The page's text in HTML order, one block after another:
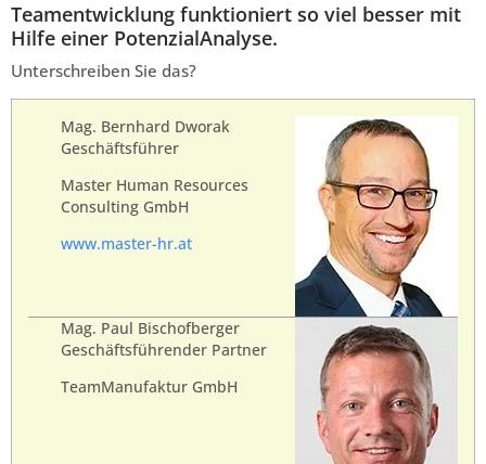
Teamentwicklung funktioniert so viel besser mit
Hilfe einer PotenzialAnalyse.
Unterschreiben Sie das?
Mag. Bernhard Dworak
Geschäftsführer
Master Human Resources
Consulting GmbH
www.master-hr.at
Mag. Paul Bischofberger
Geschäftsführender Partner
TeamManufaktur GmbH